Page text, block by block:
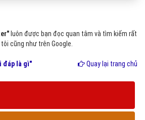
luôn được bạn đọc quan tâm và tìm kiếm rất
cũng như trên Google.
đáp là gì" Quay lại trang chủ